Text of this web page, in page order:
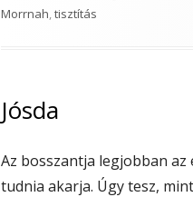
on
Morrnah,tisztítás
Jósda
Az bosszantja legjobban
tudnia akarja. Úgy tesz,